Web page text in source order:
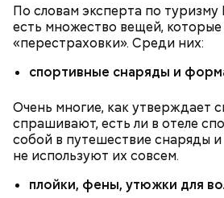
По словам эксперта по туризму
есть множество вещей,
«перестраховки». Среди них:
спортивные снаряды и
Очень многие, как утверждает
спрашивают, есть ли в отеле
собой в путешествие снаряды
не используют их совсем.
плойки, фены, утюжки для
— Бояться шаровых молний не
серьезно, особенно если
Макеев ежегодно встречается с
ликвидации аварии на
словам, «старая дружба не
ликвидаторы в основном
о том, как дела, что нового